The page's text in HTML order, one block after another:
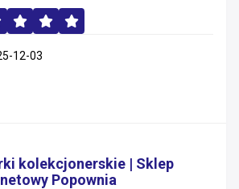
12-03
kolekcjonerskie | Sklep
Popownia